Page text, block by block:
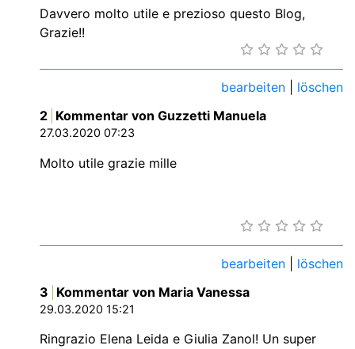
Davvero molto utile e prezioso questo Blog,
Grazie!!
bearbeiten
löschen
2 Kommentar von Guzzetti Manuela
27.03.2020 07:23
Molto utile grazie mille
bearbeiten
löschen
3 Kommentar von Maria Vanessa
29.03.2020 15:21
Ringrazio Elena Leida e Giulia Zanol! Un super